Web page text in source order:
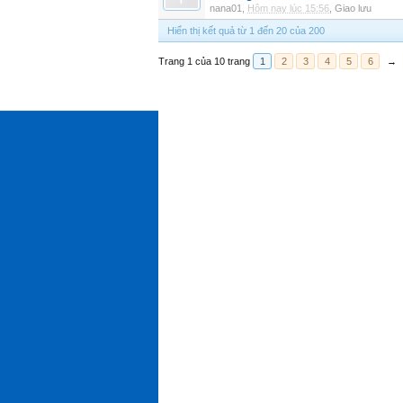
nana01 Hôm nay lúc 15:56 Giao lưu
Hiển thị kết quả từ 1 đến 20 của 200
Trang 1 của 10 trang 1 2 3 4 5 6 →